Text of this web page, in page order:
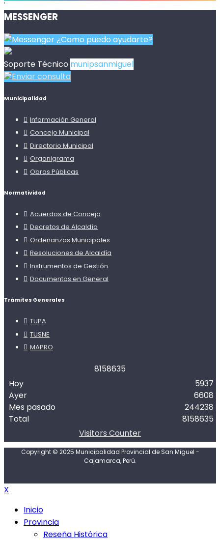
MESSENGER
¿Como puedo ayudarte?
Soporte Técnico munipsanmiguel
Enviar consulta
Municipalidad
Información General
Concejo Municipal
Directorio Municipal
Organigrama
Obras Públicas
Normatividad
Acuerdos de Concejo
Decretos de Alcaldía
Ordenanzas Municipales
Resoluciones de Alcaldía
Instrumentos de Gestión
Documentos en General
Trámites Generales
TUPA
TUSNE
MAPRO
8158635
Hoy
Ayer
Mes pasado
Total
5937
6608
244238
8158635
Visitors Counter
Copyright © 2025 Municipalidad Provincial de San Miguel -
Cajamarca, Perú.
X
Inicio
Provincia
Reseña Histórica